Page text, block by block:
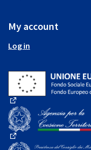
My account
Log in
(External link)
(External link)